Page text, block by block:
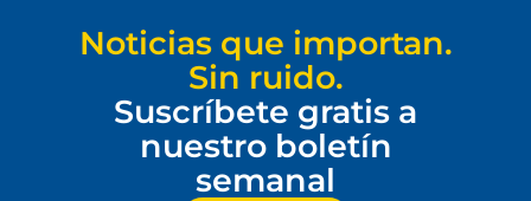
Noticias que importan.
Sin ruido.
Suscríbete gratis a
nuestro boletín
semanal